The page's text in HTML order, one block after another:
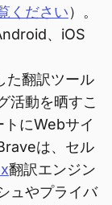
ください）。
、iOS
た翻訳ツール
活動を晒すこ
トにWebサイ
は、セル
翻訳エンジン
ュやプライバ